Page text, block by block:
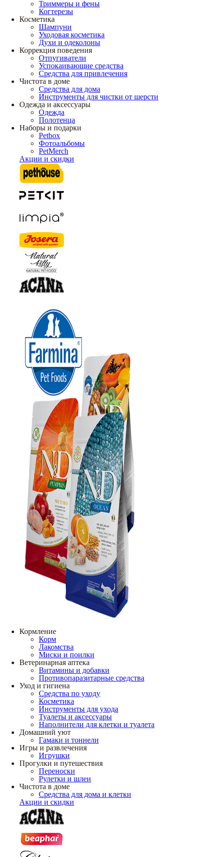
Триммеры и фены
Когтерезы
Косметика
Шампуни
Уходовая косметика
Духи и одеколоны
Коррекция поведения
Отпугиватели
Успокаивающие средства
Средства для привлечения
Чистота в доме
Средства для дома
Инструменты для чистки от шерсти
Одежда и аксессуары
Одежда
Полотенца
Наборы и подарки
Petbox
Фотоальбомы
PetMerch
Акции и скидки
Кормление
Корм
Лакомства
Миски и поилки
Ветеринарная аптека
Витамины и добавки
Противопаразитарные средства
Уход и гигиена
Средства по уходу
Косметика
Инструменты для ухода
Туалеты и аксессуары
Наполнители для клетки и туалета
Домашний уют
Гамаки и тоннели
Игры и развлечения
Игрушки
Прогулки и путешествия
Переноски
Рулетки и шлеи
Чистота в доме
Средства для дома и клетки
Акции и скидки